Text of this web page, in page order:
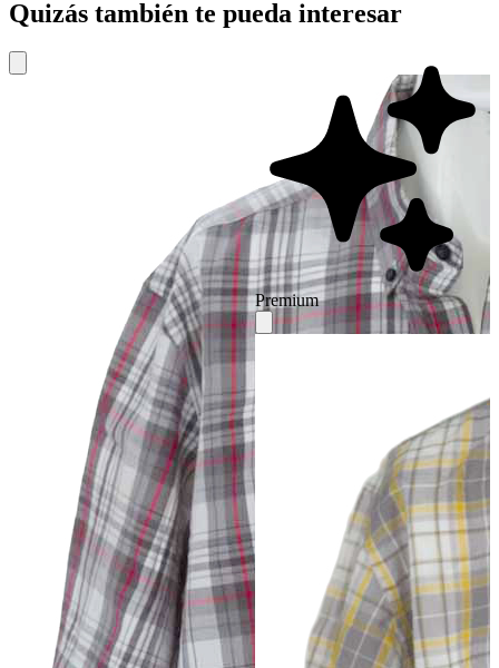
Quizás también te pueda interesar
Premium